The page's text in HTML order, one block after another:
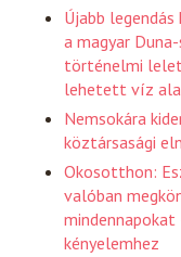
Újabb
a magyar
történelmi
lehetett víz
Nemsokára
köztársasági
Okosotthon:
valóban
kényelemhez